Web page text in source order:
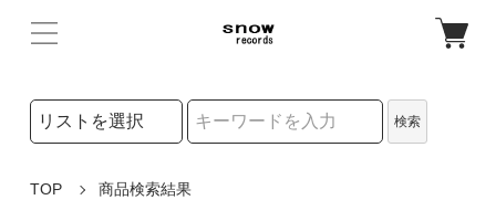
検索リストの選択
検索
TOP 商品検索結果